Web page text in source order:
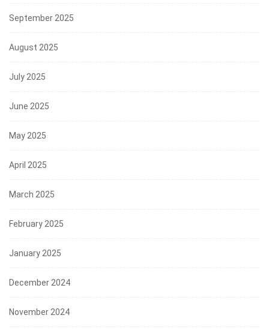
September 2025
August 2025
July 2025
June 2025
May 2025
April 2025
March 2025
February 2025
January 2025
December 2024
November 2024